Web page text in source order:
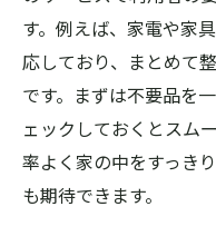
状態が査定に
買取大吉大和
指す方法
写真や説明の
買取大吉大
う
す。例えば、家電や家
応しており、まとめて
です。まずは不要品を
ェックしておくとスム
率よく家の中をすっき
も期待できます。